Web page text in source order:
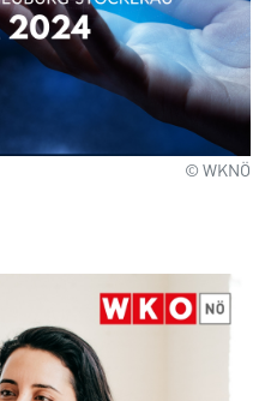
© WKNÖ